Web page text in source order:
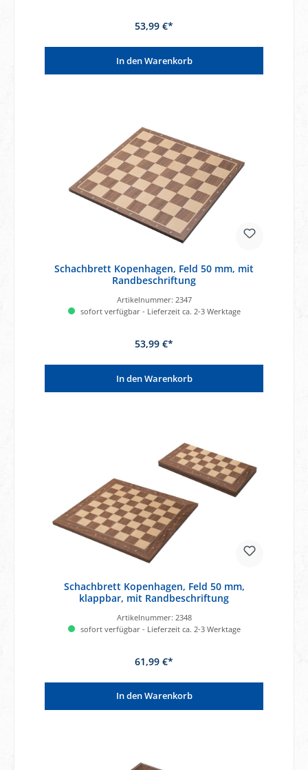
53,99 €*
In den Warenkorb
Schachbrett Kopenhagen, Feld 50 mm, mit
Randbeschriftung
Artikelnummer: 2347
sofort verfügbar - Lieferzeit ca. 2-3 Werktage
53,99 €*
In den Warenkorb
Schachbrett Kopenhagen, Feld 50 mm,
klappbar, mit Randbeschriftung
Artikelnummer: 2348
sofort verfügbar - Lieferzeit ca. 2-3 Werktage
61,99 €*
In den Warenkorb